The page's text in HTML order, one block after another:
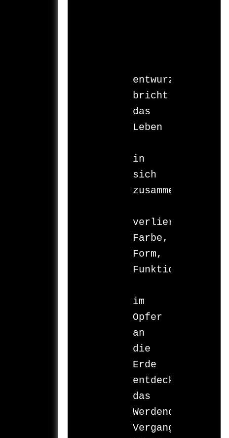
entwurzelt
bricht
das
Leben
in
sich
zusammen
verliert
Farbe,
Form,
Funktion
im
Opfer
an
die
Erde
entdeckt
das
Werdende
Vergangenes